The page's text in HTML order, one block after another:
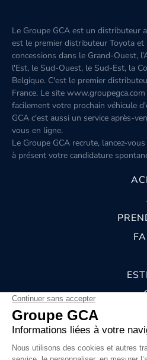
Le Groupe GCA est un distributeur
est le premier distributeur Toyota et
concessions dans le Grand-Ouest,
l'Est, le Sud-Ouest, le Sud-Est, la
Belgique. C'est le premier
France. Le site
facilement votre prochain véhicule
GCA c'est aussi un service après-
vous en ligne.
Le Groupe GCA recrute, lancez-
à présent votre candidature
NOS